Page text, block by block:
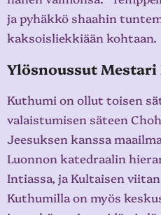
ja pyhäkkö shaahin
kaksoisliekkiään kohtaan.
Ylösnoussut
Kuthumi on ollut toisen
valaistumisen säteen
Jeesuksen kanssa
Luonnon katedraalin
Intiassa, ja Kultaisen
Kuthumilla on myös